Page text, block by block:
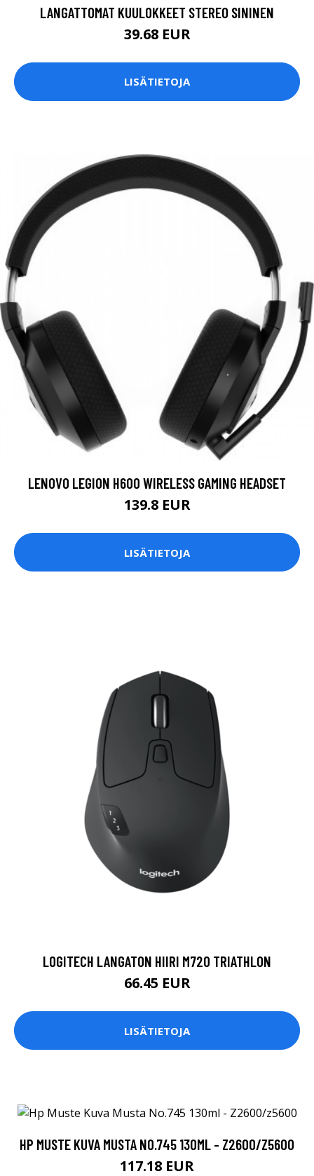
LANGATTOMAT KUULOKKEET STEREO SININEN
39.68 EUR
LISÄTIETOJA
LENOVO LEGION H600 WIRELESS GAMING HEADSET
139.8 EUR
LISÄTIETOJA
LOGITECH LANGATON HIIRI M720 TRIATHLON
66.45 EUR
LISÄTIETOJA
HP MUSTE KUVA MUSTA NO.745 130ML - Z2600/Z5600
117.18 EUR